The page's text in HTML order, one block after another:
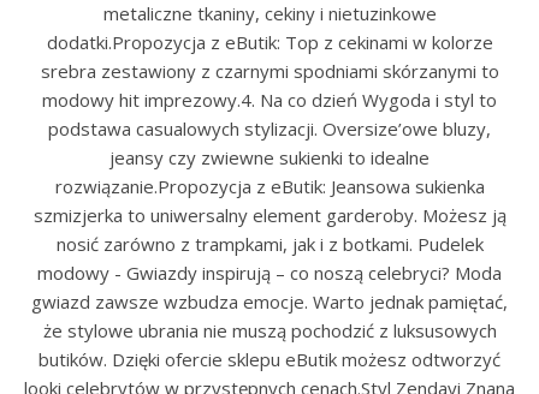
metaliczne tkaniny, cekiny i nietuzinkowe
dodatki.Propozycja z eButik: Top z cekinami w kolorze
srebra zestawiony z czarnymi spodniami skórzanymi to
modowy hit imprezowy.4. Na co dzień Wygoda i styl to
podstawa casualowych stylizacji. Oversize’owe bluzy,
jeansy czy zwiewne sukienki to idealne
rozwiązanie.Propozycja z eButik: Jeansowa sukienka
szmizjerka to uniwersalny element garderoby. Możesz ją
nosić zarówno z trampkami, jak i z botkami. Pudelek
modowy - Gwiazdy inspirują – co noszą celebryci? Moda
gwiazd zawsze wzbudza emocje. Warto jednak pamiętać,
że stylowe ubrania nie muszą pochodzić z luksusowych
butików. Dzięki ofercie sklepu eButik możesz odtworzyć
looki celebrytów w przystępnych cenach.Styl Zendayi Znana